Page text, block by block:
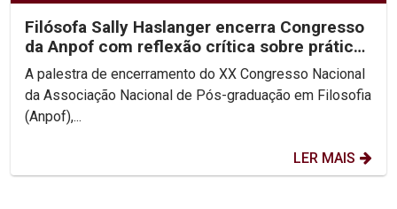
Filósofa Sally Haslanger encerra Congresso
da Anpof com reflexão crítica sobre práticas
sociais e...
A palestra de encerramento do XX Congresso Nacional
da Associação Nacional de Pós-graduação em Filosofia
(Anpof),...
LER MAIS